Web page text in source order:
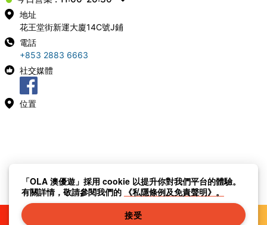
地址
花王堂街新運大廈14C號J鋪
電話
+853 2883 6663
社交媒體
位置
「OLA 澳優遊」採用 cookie 以提升你對我們平台的體驗。
有關詳情，敬請參閱我們的 《私隱條例及免責聲明》。
接受